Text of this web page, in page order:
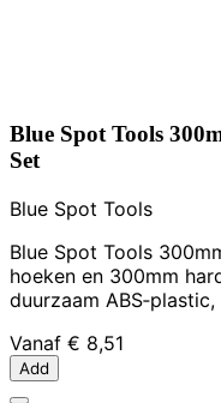
Blue Spot Tools
Set
Blue Spot Tools
Blue Spot Tools
hoeken en 300mm
duurzaam
Vanaf € 8,51
Add